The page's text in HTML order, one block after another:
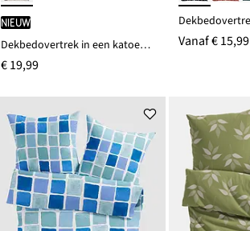
Nieuw
Dekbedovertrek in een katoenmix
€ 19,99
Vanaf€ 15,99